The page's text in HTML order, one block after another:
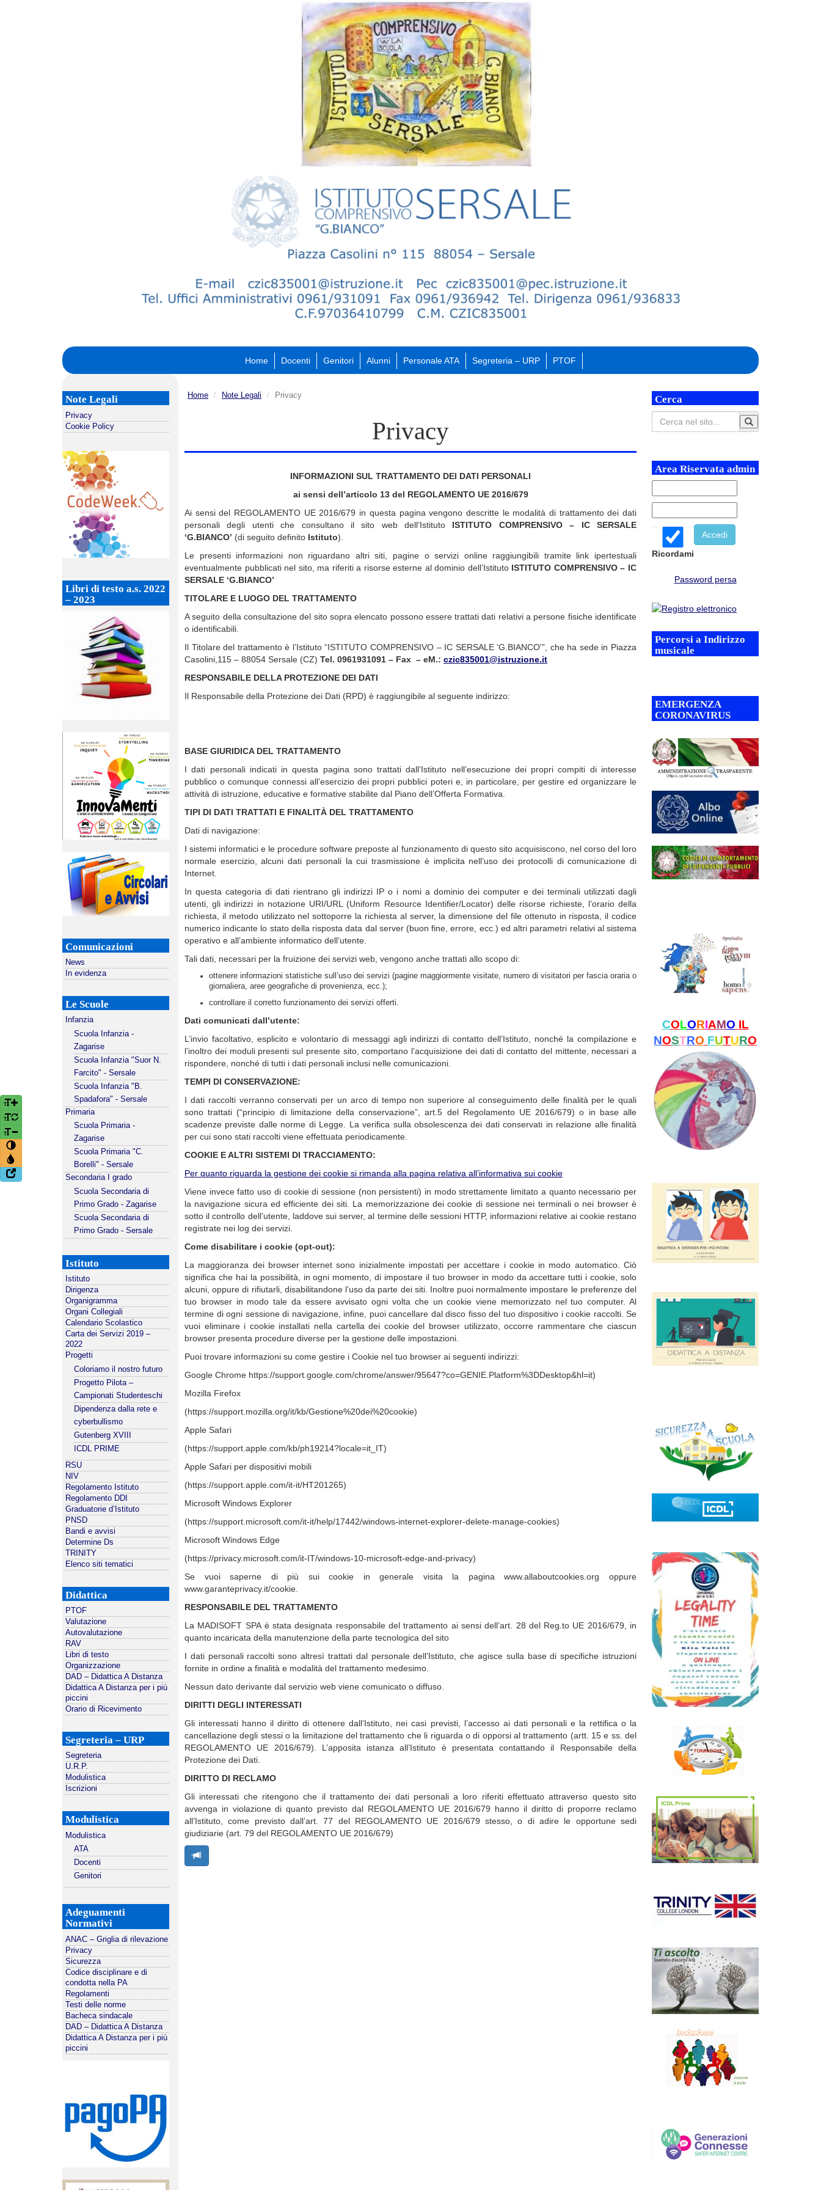
Home Docenti Genitori Alunni Personale ATA Segreteria – URP PTOF
Note Legali
Privacy
Cookie Policy
Libri di testo a.s. 2022
– 2023
Comunicazioni
News
In evidenza
Le Scuole
Infanzia
Scuola Infanzia -
Zagarise
Scuola Infanzia "Suor N.
Farcito" - Sersale
Scuola Infanzia "B.
Spadafora" - Sersale
Primaria
Scuola Primaria -
Zagarise
Scuola Primaria "C.
Borelli" - Sersale
Secondaria I grado
Scuola Secondaria di
Primo Grado - Zagarise
Scuola Secondaria di
Primo Grado - Sersale
Istituto
Istituto
Dirigenza
Organigramma
Organi Collegiali
Calendario Scolastico
Carta dei Servizi 2019 –
2022
Progetti
Coloriamo il nostro futuro
Progetto Pilota –
Campionati Studenteschi
Dipendenza dalla rete e
cyberbullismo
Gutenberg XVIII
ICDL PRIME
RSU
NIV
Regolamento Istituto
Regolamento DDI
Graduatorie d’Istituto
PNSD
Bandi e avvisi
Determine Ds
TRINITY
Elenco siti tematici
Didattica
PTOF
Valutazione
Autovalutazione
RAV
Libri di testo
Organizzazione
DAD – Didattica A Distanza
Didattica A Distanza per i più
piccini
Orario di Ricevimento
Segreteria – URP
Segreteria
U.R.P.
Modulistica
Iscrizioni
Modulistica
Modulistica
ATA
Docenti
Genitori
Adeguamenti
Normativi
ANAC – Griglia di rilevazione
Privacy
Sicurezza
Codice disciplinare e di
condotta nella PA
Regolamenti
Testi delle norme
Bacheca sindacale
DAD – Didattica A Distanza
Didattica A Distanza per i più
piccini
Home Note Legali Privacy
Privacy
INFORMAZIONI SUL TRATTAMENTO DEI DATI PERSONALI
ai sensi dell’articolo 13 del REGOLAMENTO UE 2016/679
Ai sensi del REGOLAMENTO UE 2016/679 in questa pagina vengono descritte le modalità di trattamento dei dati
personali degli utenti che consultano il sito web dell’Istituto ISTITUTO COMPRENSIVO – IC SERSALE
‘G.BIANCO’ (di seguito definito Istituto).
Le presenti informazioni non riguardano altri siti, pagine o servizi online raggiungibili tramite link ipertestuali
eventualmente pubblicati nel sito, ma riferiti a risorse esterne al dominio dell’Istituto ISTITUTO COMPRENSIVO – IC
SERSALE ‘G.BIANCO’
TITOLARE E LUOGO DEL TRATTAMENTO
A seguito della consultazione del sito sopra elencato possono essere trattati dati relativi a persone fisiche identificate
o identificabili.
Il Titolare del trattamento è l’Istituto “ISTITUTO COMPRENSIVO – IC SERSALE ‘G.BIANCO'”, che ha sede in Piazza
Casolini,115 – 88054 Sersale (CZ) Tel. 0961931091 – Fax – eM.: czic835001@istruzione.it
RESPONSABILE DELLA PROTEZIONE DEI DATI
Il Responsabile della Protezione dei Dati (RPD) è raggiungibile al seguente indirizzo:
BASE GIURIDICA DEL TRATTAMENTO
I dati personali indicati in questa pagina sono trattati dall’Istituto nell’esecuzione dei propri compiti di interesse
pubblico o comunque connessi all’esercizio dei propri pubblici poteri e, in particolare, per gestire ed organizzare le
attività di istruzione, educative e formative stabilite dal Piano dell’Offerta Formativa.
TIPI DI DATI TRATTATI E FINALITÀ DEL TRATTAMENTO
Dati di navigazione:
I sistemi informatici e le procedure software preposte al funzionamento di questo sito acquisiscono, nel corso del loro
normale esercizio, alcuni dati personali la cui trasmissione è implicita nell’uso dei protocolli di comunicazione di
Internet.
In questa categoria di dati rientrano gli indirizzi IP o i nomi a dominio dei computer e dei terminali utilizzati dagli
utenti, gli indirizzi in notazione URI/URL (Uniform Resource Identifier/Locator) delle risorse richieste, l’orario della
richiesta, il metodo utilizzato nel sottoporre la richiesta al server, la dimensione del file ottenuto in risposta, il codice
numerico indicante lo stato della risposta data dal server (buon fine, errore, ecc.) ed altri parametri relativi al sistema
operativo e all’ambiente informatico dell’utente.
Tali dati, necessari per la fruizione dei servizi web, vengono anche trattati allo scopo di:
ottenere informazioni statistiche sull’uso dei servizi (pagine maggiormente visitate, numero di visitatori per fascia oraria o
giornaliera, aree geografiche di provenienza, ecc.);
controllare il corretto funzionamento dei servizi offerti.
Dati comunicati dall’utente:
L’invio facoltativo, esplicito e volontario di messaggi agli indirizzi di contatto dell’Istituto , nonché la compilazione e
l’inoltro dei moduli presenti sul presente sito, comportano l’acquisizione dei dati di contatto del mittente, necessari a
rispondere, nonché di tutti i dati personali inclusi nelle comunicazioni.
TEMPI DI CONSERVAZIONE:
I dati raccolti verranno conservati per un arco di tempo non superiore al conseguimento delle finalità per le quali
sono trattati (“principio di limitazione della conservazione”, art.5 del Regolamento UE 2016/679) o in base alle
scadenze previste dalle norme di Legge. La verifica sulla obsolescenza dei dati conservati in relazione alle finalità
per cui sono stati raccolti viene effettuata periodicamente.
COOKIE E ALTRI SISTEMI DI TRACCIAMENTO:
Per quanto riguarda la gestione dei cookie si rimanda alla pagina relativa all’informativa sui cookie
Viene invece fatto uso di cookie di sessione (non persistenti) in modo strettamente limitato a quanto necessario per
la navigazione sicura ed efficiente dei siti. La memorizzazione dei cookie di sessione nei terminali o nei browser è
sotto il controllo dell’utente, laddove sui server, al termine delle sessioni HTTP, informazioni relative ai cookie restano
registrate nei log dei servizi.
Come disabilitare i cookie (opt-out):
La maggioranza dei browser internet sono inizialmente impostati per accettare i cookie in modo automatico. Ciò
significa che hai la possibilità, in ogni momento, di impostare il tuo browser in modo da accettare tutti i cookie, solo
alcuni, oppure di rifiutarli, disabilitandone l’uso da parte dei siti. Inoltre puoi normalmente impostare le preferenze del
tuo browser in modo tale da essere avvisato ogni volta che un cookie viene memorizzato nel tuo computer. Al
termine di ogni sessione di navigazione, infine, puoi cancellare dal disco fisso del tuo dispositivo i cookie raccolti. Se
vuoi eliminare i cookie installati nella cartella dei cookie del browser utilizzato, occorre rammentare che ciascun
browser presenta procedure diverse per la gestione delle impostazioni.
Puoi trovare informazioni su come gestire i Cookie nel tuo browser ai seguenti indirizzi:
Google Chrome https://support.google.com/chrome/answer/95647?co=GENIE.Platform%3DDesktop&hl=it)
Mozilla Firefox
(https://support.mozilla.org/it/kb/Gestione%20dei%20cookie)
Apple Safari
(https://support.apple.com/kb/ph19214?locale=it_IT)
Apple Safari per dispositivi mobili
(https://support.apple.com/it-it/HT201265)
Microsoft Windows Explorer
(https://support.microsoft.com/it-it/help/17442/windows-internet-explorer-delete-manage-cookies)
Microsoft Windows Edge
(https://privacy.microsoft.com/it-IT/windows-10-microsoft-edge-and-privacy)
Se vuoi saperne di più sui cookie in generale visita la pagina www.allaboutcookies.org oppure
www.garanteprivacy.it/cookie.
RESPONSABILE DEL TRATTAMENTO
La MADISOFT SPAè stata designata responsabile del trattamento ai sensi dell’art. 28 del Reg.to UE 2016/679, in
quanto incaricata della manutenzione della parte tecnologica del sito
I dati personali raccolti sonoaltresì trattati dal personale dell’Istituto , che agisce sulla base di specifiche istruzioni
fornite in ordine a finalità e modalità del trattamento medesimo.
Nessun dato derivante dal servizio web viene comunicato o diffuso.
DIRITTI DEGLI INTERESSATI
Gli interessati hanno il diritto di ottenere dall’Istituto , nei casi previsti, l’accesso ai dati personali e la rettifica o la
cancellazione degli stessi o la limitazione del trattamento che li riguarda o di opporsi al trattamento (artt. 15 e ss. del
REGOLAMENTO UE 2016/679). L’apposita istanza all’Istituto è presentata contattando il Responsabile della
Protezione dei Dati.
DIRITTO DI RECLAMO
Gli interessati che ritengono che il trattamento dei dati personali a loro riferiti effettuato attraverso questo sito
avvenga in violazione di quanto previsto dal REGOLAMENTO UE 2016/679 hanno il diritto di proporre reclamo
all’Istituto , come previsto dall’art. 77 del REGOLAMENTO UE 2016/679 stesso, o di adire le opportune sedi
giudiziarie (art. 79 del REGOLAMENTO UE 2016/679)
Cerca
Area Riservata admin
Ricordami
Password persa
Percorsi a Indirizzo
musicale
EMERGENZA
CORONAVIRUS
COLORIAMO IL
NOSTRO FUTURO